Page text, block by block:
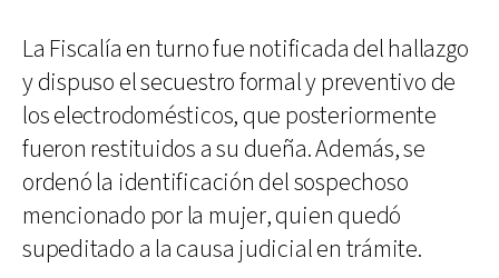
La Fiscalía en turno fue notificada del hallazgo
y dispuso el secuestro formal y preventivo de
los electrodomésticos, que posteriormente
fueron restituidos a su dueña. Además, se
ordenó la identificación del sospechoso
mencionado por la mujer, quien quedó
supeditado a la causa judicial en trámite.